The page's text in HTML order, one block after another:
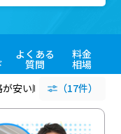
よくある
質問
料金
相場
安い順 評価が高い順
（17件）